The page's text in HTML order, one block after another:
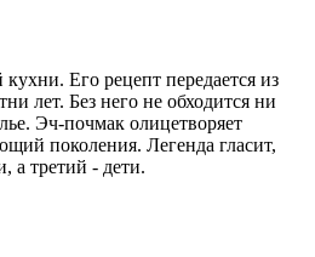
Его рецепт передается из
лет. Без него не обходится ни
Эч-почмак олицетворяет
поколения. Легенда гласит,
а третий - дети.